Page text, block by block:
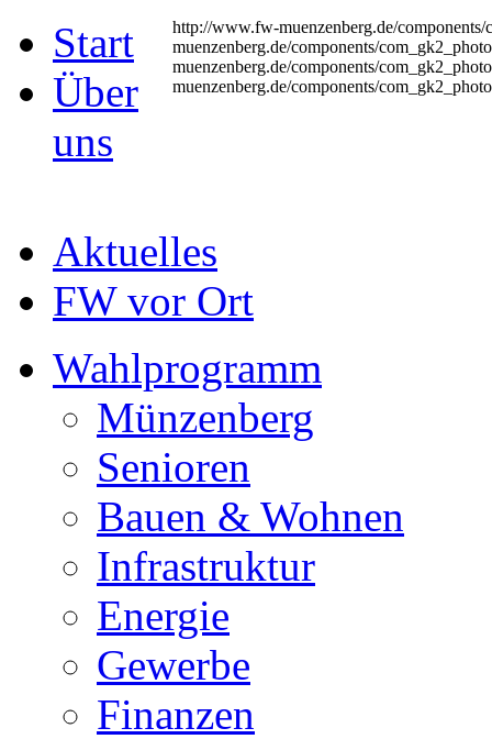
http://www.fw-muenzenberg.de/
muenzenberg.de/components/
muenzenberg.de/components/
muenzenberg.de/components/
Start
Über
uns
Aktuelles
FW vor Ort
Wahlprogramm
Münzenberg
Senioren
Bauen & Wohnen
Infrastruktur
Energie
Gewerbe
Finanzen